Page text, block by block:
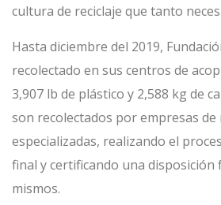
cultura de reciclaje que tanto
Hasta diciembre del 2019,
recolectado en sus centros de
3,907 lb de plástico y 2,588 kg de
son recolectados por empresas de
especializadas, realizando el
final y certificando una disposición
mismos.